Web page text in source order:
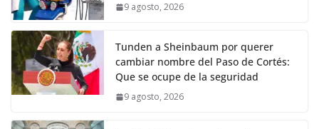
9 agosto, 2026
Tunden a Sheinbaum por querer
cambiar nombre del Paso de Cortés:
Que se ocupe de la seguridad
9 agosto, 2026